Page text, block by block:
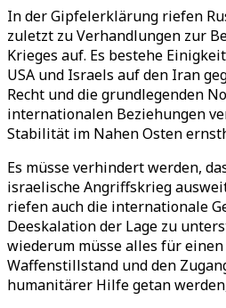
In der Gipfelerklärung riefen
zuletzt zu Verhandlungen zur
Krieges auf. Es bestehe
USA und Israels auf den Iran
Recht und die grundlegenden
internationalen Beziehungen
Stabilität im Nahen Osten
Es müsse verhindert werden,
israelische Angriffskrieg
riefen auch die internationale
Deeskalation der Lage zu
wiederum müsse alles für
Waffenstillstand und den
humanitärer Hilfe getan